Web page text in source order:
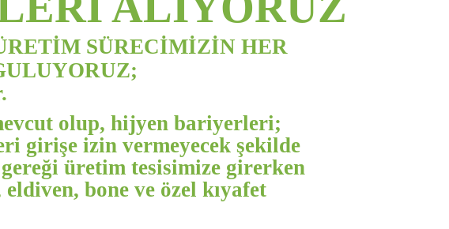
SÜRECİMİZİN HER
olup, hijyen bariyerleri;
girişe izin vermeyecek şekilde
üretim tesisimize girerken
bone ve özel kıyafet